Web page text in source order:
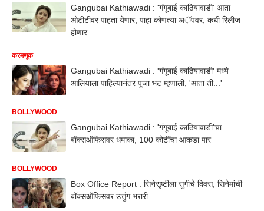
Gangubai Kathiawadi : 'गंगूबाई काठियावाडी' आता
ओटीटीवर पाहता येणार; पाहा कोणत्या अॅपवर, कधी रिलीज
होणार
करमणूक
Gangubai Kathiawadi : 'गंगूबाई काठियावाडी' मध्ये
आलियाला पाहिल्यानंतर पूजा भट म्हणाली, 'आता ती...'
BOLLYWOOD
Gangubai Kathiawadi : 'गंगूबाई काठियावाडी'चा
बॉक्सऑफिसवर धमाका, 100 कोटींचा आकडा पार
BOLLYWOOD
Box Office Report : सिनेसृष्टीला सुगीचे दिवस, सिनेमांची
बॉक्सऑफिसवर उत्तुंग भरारी